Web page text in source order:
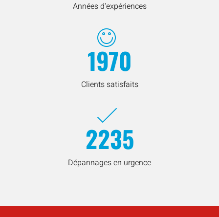
Années d'expériences
1970
Clients satisfaits
2235
Dépannages en urgence